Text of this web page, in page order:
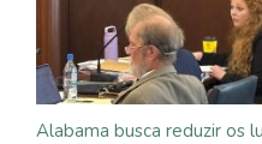
Alabama busca reduzir os